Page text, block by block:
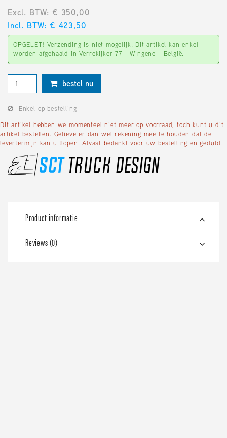
Excl. BTW: € 350,00
Incl. BTW: € 423,50
OPGELET! Verzending is niet mogelijk. Dit artikel kan enkel
worden afgehaald in Verrekijker 77 - Wingene - België.
bestel nu
Enkel op bestelling
Dit artikel hebben we momenteel niet meer op voorraad, toch kunt u dit
artikel bestellen. Gelieve er dan wel rekening mee te houden dat de
levertermijn kan uitlopen. Alvast bedankt voor uw bestelling en geduld.
Product informatie
Reviews (0)